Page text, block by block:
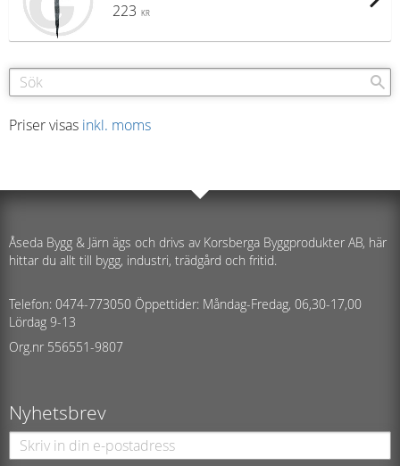
223 KR
Priser visas inkl. moms
Åseda Bygg & Järn ägs och drivs av Korsberga Byggprodukter AB, här
hittar du allt till bygg, industri, trädgård och fritid.
Telefon: 0474-773050 Öppettider: Måndag-Fredag, 06,30-17,00
Lördag 9-13
Org.nr 556551-9807
Nyhetsbrev